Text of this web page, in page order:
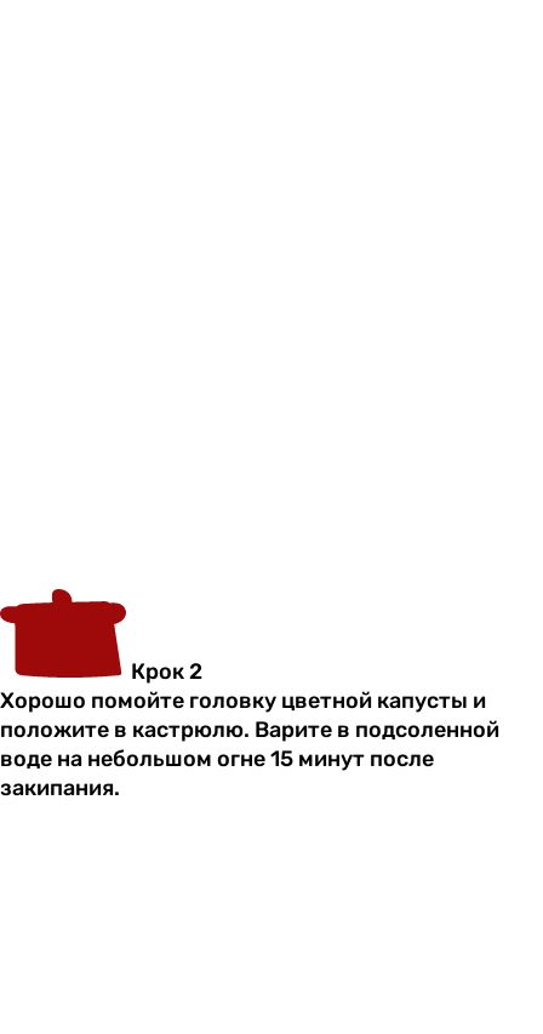
Крок 2
Хорошо помойте головку цветной капусты и
положите в кастрюлю. Варите в подсоленной
воде на небольшом огне 15 минут после
закипания.